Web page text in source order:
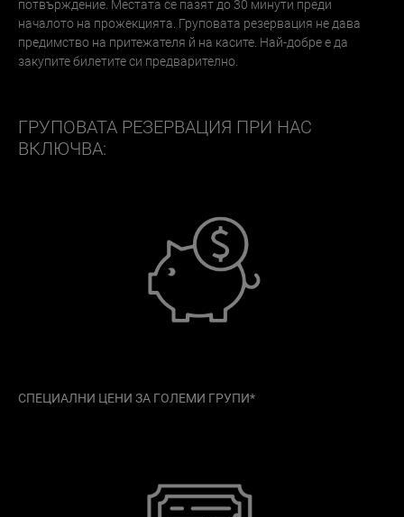
потвърждение. Местата се пазят до 30 минути преди
началото на прожекцията. Груповата резервация не дава
предимство на притежателя й на касите. Най-добре е да
закупите билетите си предварително.
ГРУПОВАТА РЕЗЕРВАЦИЯ ПРИ НАС
ВКЛЮЧВА:
СПЕЦИАЛНИ ЦЕНИ ЗА ГОЛЕМИ ГРУПИ*